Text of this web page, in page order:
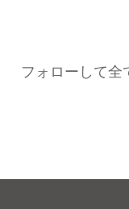
フォローして全